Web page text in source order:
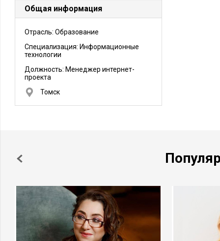
Общая информация
Отрасль: Образование
Специализация: Информационные
технологии
Должность: Менеджер интернет-
проекта
Томск